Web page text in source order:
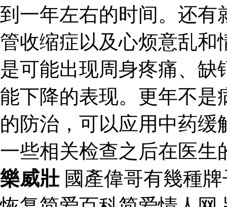
到一年左右的时间。还有
管收缩症以及心烦意乱和
是可能出现周身疼痛、
能下降的表现。更年不是
的防治，可以应用中药
一些相关检查之后在医生
樂威壯國產偉哥有幾種